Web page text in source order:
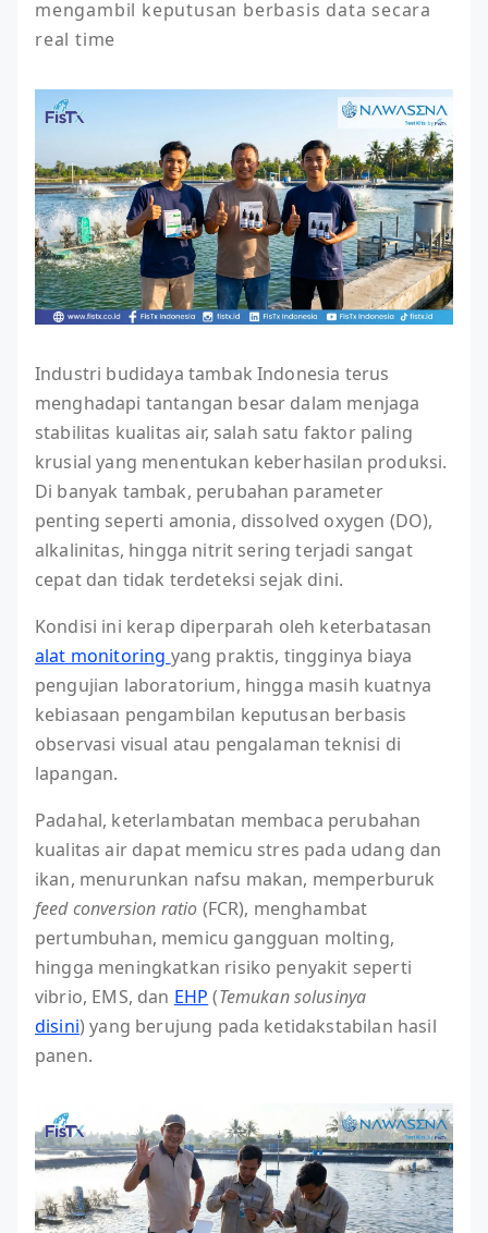
mengambil keputusan berbasis data secara
real time
Industri budidaya tambak Indonesia terus
menghadapi tantangan besar dalam menjaga
stabilitas kualitas air, salah satu faktor paling
krusial yang menentukan keberhasilan produksi.
Di banyak tambak, perubahan parameter
penting seperti amonia, dissolved oxygen (DO),
alkalinitas, hingga nitrit sering terjadi sangat
cepat dan tidak terdeteksi sejak dini.
Kondisi ini kerap diperparah oleh keterbatasan
alat monitoring yang praktis, tingginya biaya
pengujian laboratorium, hingga masih kuatnya
kebiasaan pengambilan keputusan berbasis
observasi visual atau pengalaman teknisi di
lapangan.
Padahal, keterlambatan membaca perubahan
kualitas air dapat memicu stres pada udang dan
ikan, menurunkan nafsu makan, memperburuk
feed conversion ratio (FCR), menghambat
pertumbuhan, memicu gangguan molting,
hingga meningkatkan risiko penyakit seperti
vibrio, EMS, dan EHP (Temukan solusinya
disini) yang berujung pada ketidakstabilan hasil
panen.